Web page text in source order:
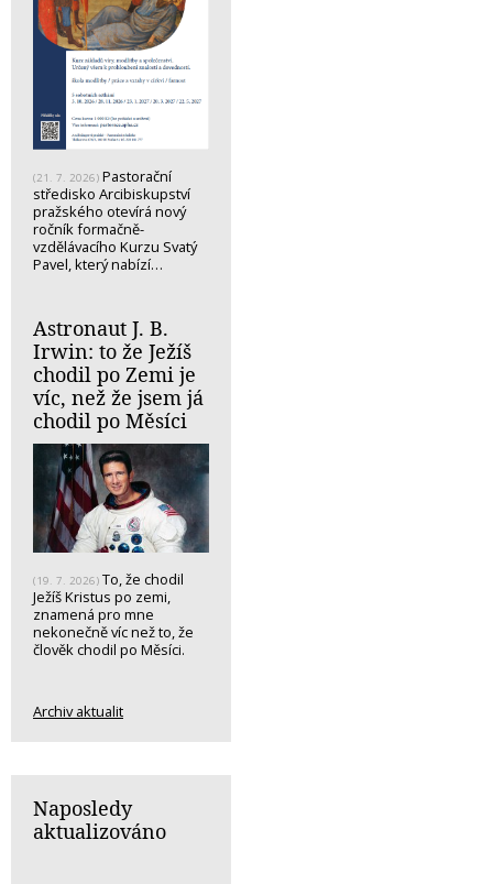
(21. 7. 2026) Pastorační
středisko Arcibiskupství
pražského otevírá nový
ročník formačně-
vzdělávacího Kurzu Svatý
Pavel, který nabízí…
Astronaut J. B.
Irwin: to že Ježíš
chodil po Zemi je
víc, než že jsem já
chodil po Měsíci
(19. 7. 2026) To, že chodil
Ježíš Kristus po zemi,
znamená pro mne
nekonečně víc než to, že
člověk chodil po Měsíci.
Archiv aktualit
Naposledy
aktualizováno